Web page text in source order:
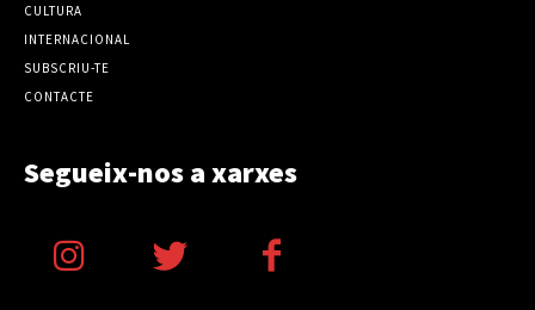
CULTURA
INTERNACIONAL
SUBSCRIU-TE
CONTACTE
Segueix-nos a xarxes